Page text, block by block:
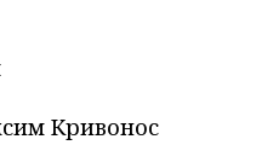
Кривонос